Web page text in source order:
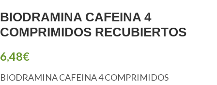
BIODRAMINA CAFEINA 4
COMPRIMIDOS RECUBIERTOS
6,48€
BIODRAMINA CAFEINA 4 COMPRIMIDOS